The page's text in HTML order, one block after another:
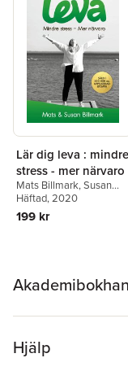
Lär dig leva : mindre
stress - mer närvaro
Mats Billmark,Susan
Billmark
Häftad, 2020
199 kr
Hjälp